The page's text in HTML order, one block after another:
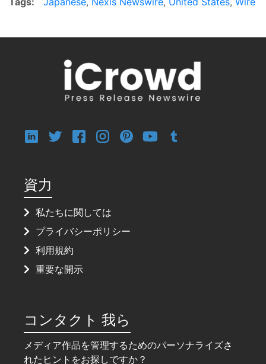
資力
私たちに関しては
プライバシーポリシー
利用規約
重要な開示
コンタクト 我ら
メディア作品を管理するためのパーソナライズさ
れたヒントをお探しですか？